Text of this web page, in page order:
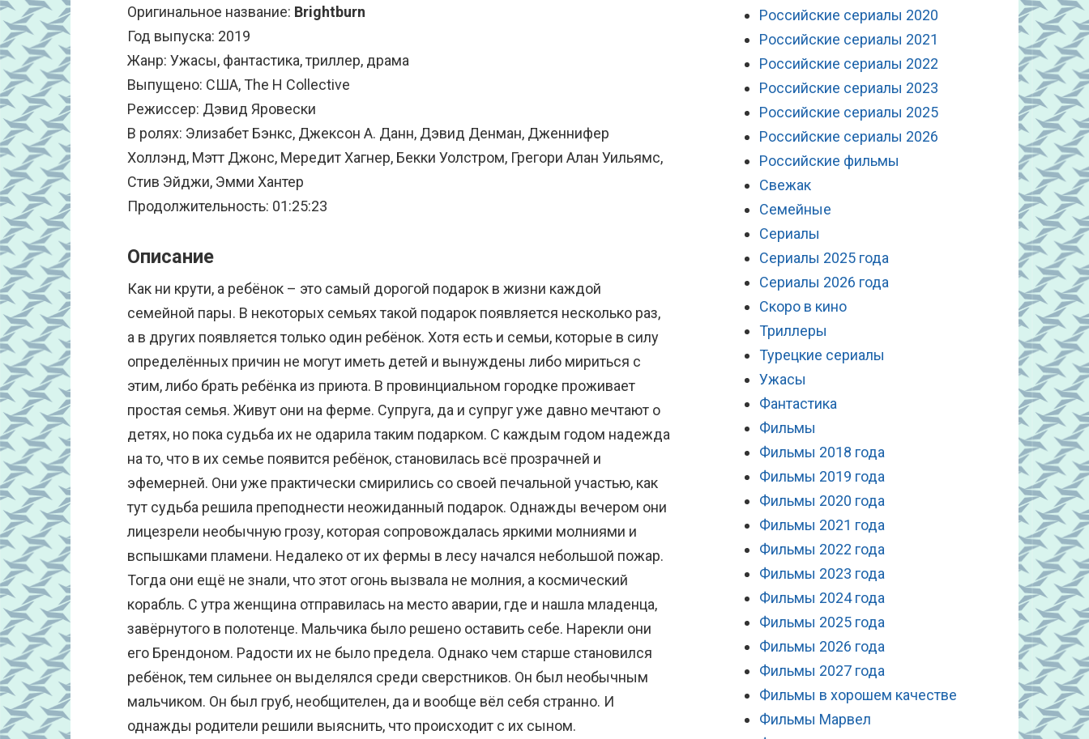
Оригинальное название: Brightburn
Год выпуска: 2019
Жанр: Ужасы, фантастика, триллер, драма
Выпущено: США, The H Collective
Режиссер: Дэвид Яровески
В ролях: Элизабет Бэнкс, Джексон А. Данн, Дэвид Денман, Дженнифер
Холлэнд, Мэтт Джонс, Мередит Хагнер, Бекки Уолстром, Грегори Алан Уильямс,
Стив Эйджи, Эмми Хантер
Продолжительность: 01:25:23
Описание
Как ни крути, а ребёнок – это самый дорогой подарок в жизни каждой
семейной пары. В некоторых семьях такой подарок появляется несколько раз,
а в других появляется только один ребёнок. Хотя есть и семьи, которые в силу
определённых причин не могут иметь детей и вынуждены либо мириться с
этим, либо брать ребёнка из приюта. В провинциальном городке проживает
простая семья. Живут они на ферме. Супруга, да и супруг уже давно мечтают о
детях, но пока судьба их не одарила таким подарком. С каждым годом надежда
на то, что в их семье появится ребёнок, становилась всё прозрачней и
эфемерней. Они уже практически смирились со своей печальной участью, как
тут судьба решила преподнести неожиданный подарок. Однажды вечером они
лицезрели необычную грозу, которая сопровождалась яркими молниями и
вспышками пламени. Недалеко от их фермы в лесу начался небольшой пожар.
Тогда они ещё не знали, что этот огонь вызвала не молния, а космический
корабль. С утра женщина отправилась на место аварии, где и нашла младенца,
завёрнутого в полотенце. Мальчика было решено оставить себе. Нарекли они
его Брендоном. Радости их не было предела. Однако чем старше становился
ребёнок, тем сильнее он выделялся среди сверстников. Он был необычным
мальчиком. Он был груб, необщителен, да и вообще вёл себя странно. И
однажды родители решили выяснить, что происходит с их сыном.
Российские сериалы 2020
Российские сериалы 2021
Российские сериалы 2022
Российские сериалы 2023
Российские сериалы 2025
Российские сериалы 2026
Российские фильмы
Свежак
Семейные
Сериалы
Сериалы 2025 года
Сериалы 2026 года
Скоро в кино
Триллеры
Турецкие сериалы
Ужасы
Фантастика
Фильмы
Фильмы 2018 года
Фильмы 2019 года
Фильмы 2020 года
Фильмы 2021 года
Фильмы 2022 года
Фильмы 2023 года
Фильмы 2024 года
Фильмы 2025 года
Фильмы 2026 года
Фильмы 2027 года
Фильмы в хорошем качестве
Фильмы Марвел